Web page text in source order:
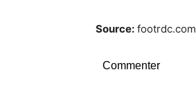
Source: footrdc.com
Commenter